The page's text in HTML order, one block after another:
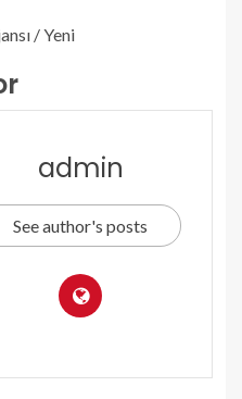
/ Yeni
admin
See author's posts